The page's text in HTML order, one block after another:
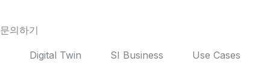
문의하기
Digital Twin SI Business Use Cases